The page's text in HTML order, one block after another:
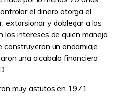
el dinero otorga el
extorsionar y doblegar a los
los intereses de quien maneja
construyeron un andamiaje
una alcabala financiera
muy astutos en 1971,